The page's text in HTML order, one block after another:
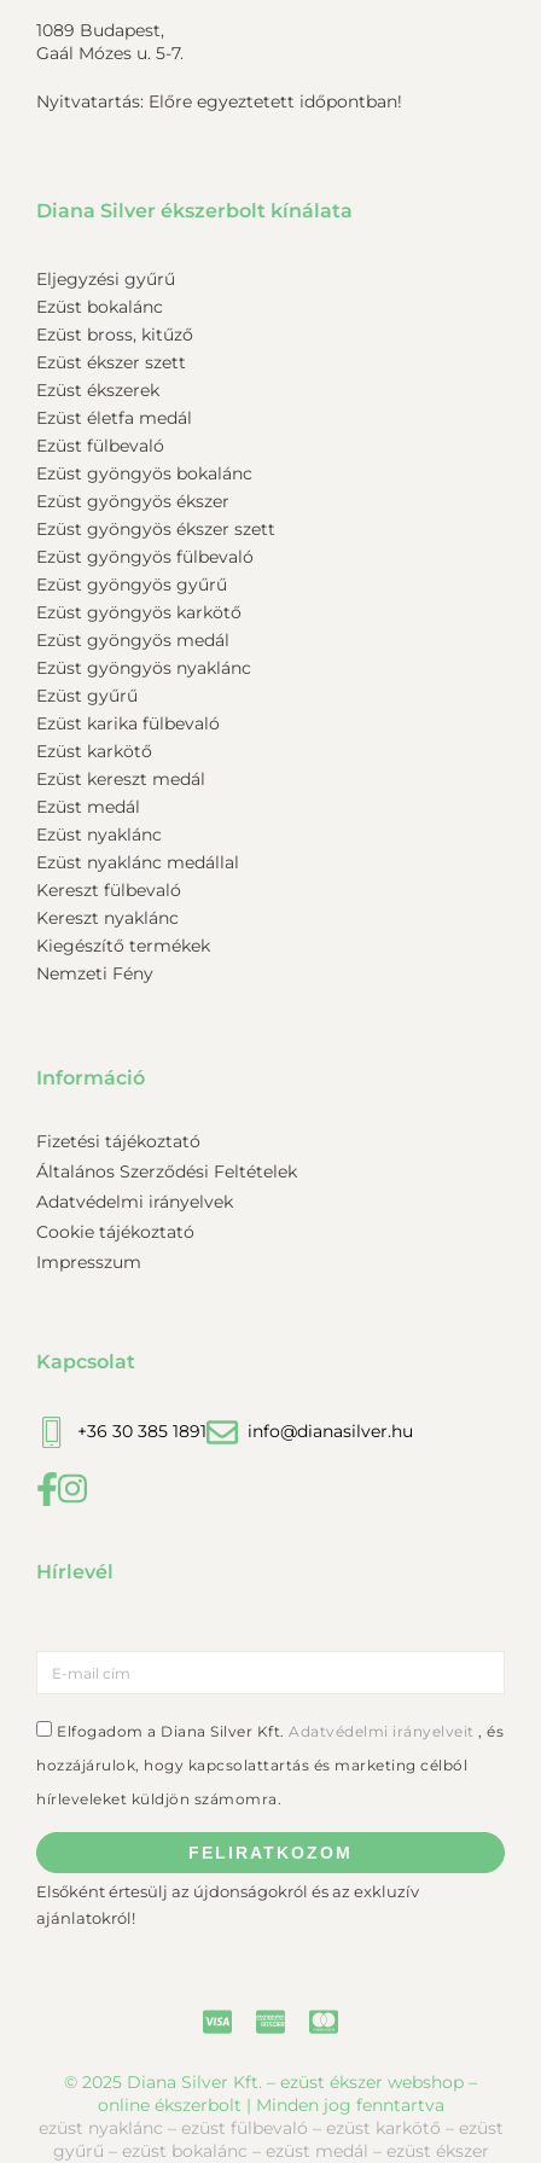
1089 Budapest,
Gaál Mózes u. 5-7.
Nyitvatartás: Előre egyeztetett időpontban!
Diana Silver ékszerbolt kínálata
Eljegyzési gyűrű
Ezüst bokalánc
Ezüst bross, kitűző
Ezüst ékszer szett
Ezüst ékszerek
Ezüst életfa medál
Ezüst fülbevaló
Ezüst gyöngyös bokalánc
Ezüst gyöngyös ékszer
Ezüst gyöngyös ékszer szett
Ezüst gyöngyös fülbevaló
Ezüst gyöngyös gyűrű
Ezüst gyöngyös karkötő
Ezüst gyöngyös medál
Ezüst gyöngyös nyaklánc
Ezüst gyűrű
Ezüst karika fülbevaló
Ezüst karkötő
Ezüst kereszt medál
Ezüst medál
Ezüst nyaklánc
Ezüst nyaklánc medállal
Kereszt fülbevaló
Kereszt nyaklánc
Kiegészítő termékek
Nemzeti Fény
Információ
Fizetési tájékoztató
Általános Szerződési Feltételek
Adatvédelmi irányelvek
Cookie tájékoztató
Impresszum
Kapcsolat
+36 30 385 1891 info@dianasilver.hu
Hírlevél
Elfogadom a Diana Silver Kft. Adatvédelmi irányelveit , és
hozzájárulok, hogy kapcsolattartás és marketing célból
hírleveleket küldjön számomra.
FELIRATKOZOM
Elsőként értesülj az újdonságokról és az exkluzív
ajánlatokról!
© 2025 Diana Silver Kft. – ezüst ékszer webshop –
online ékszerbolt | Minden jog fenntartva
ezüst nyaklánc – ezüst fülbevaló – ezüst karkötő – ezüst
gyűrű – ezüst bokalánc – ezüst medál – ezüst ékszer